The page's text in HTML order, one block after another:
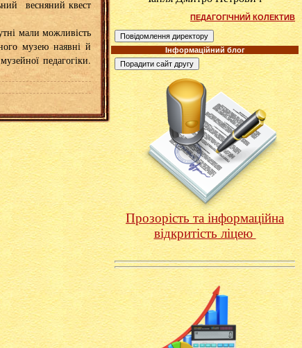
весняний квест
мали можливість
музею наявні й
педагогіки.
ПЕДАГОГІЧНИЙ КОЛЕКТИВ
Інформаційний блог
Прозорість та інформаційна
відкритість ліцею